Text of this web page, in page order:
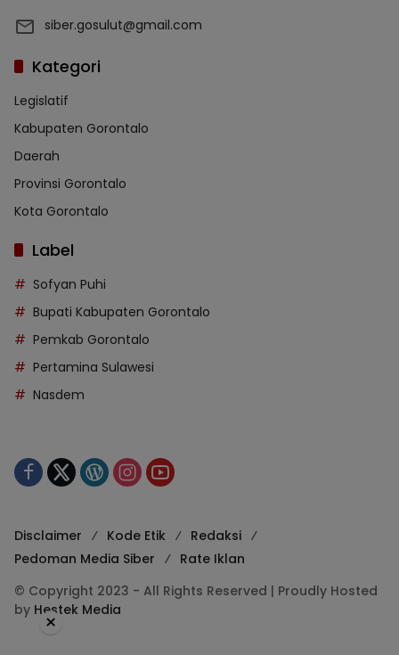
siber.gosulut@gmail.com
Kategori
Legislatif
Kabupaten Gorontalo
Daerah
Provinsi Gorontalo
Kota Gorontalo
Label
Sofyan Puhi
Bupati Kabupaten Gorontalo
Pemkab Gorontalo
Pertamina Sulawesi
Nasdem
Disclaimer Kode Etik
Redaksi
Pedoman Media Siber
Rate Iklan
© Copyright 2023 - All Rights Reserved | Proudly Hosted
by Hestek Media
×